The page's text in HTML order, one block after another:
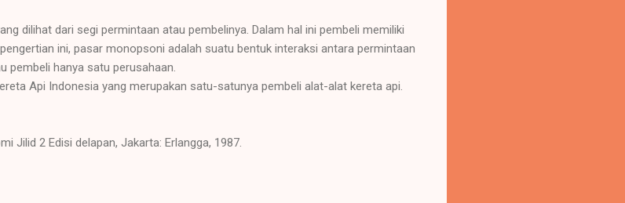
dilihat dari segi permintaan atau pembelinya. Dalam hal ini pembeli memiliki
ini, pasar monopsoni adalah suatu bentuk interaksi antara permintaan
pembeli hanya satu perusahaan.
Api Indonesia yang merupakan satu-satunya pembeli alat-alat kereta api.
Jilid 2 Edisi delapan, Jakarta: Erlangga, 1987.